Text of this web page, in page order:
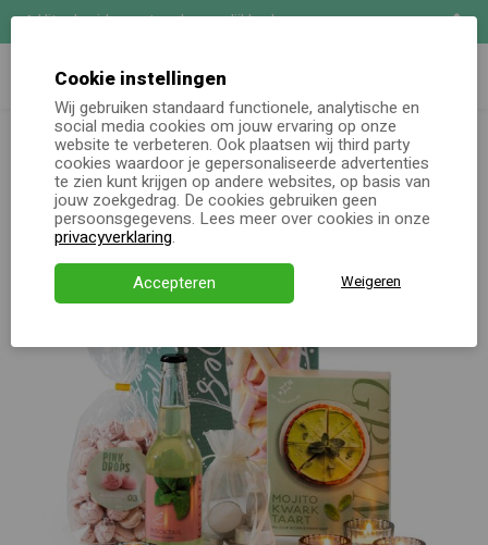
Uitgebreide maatwerk mogelijkheden
Online keuzecadeau
Kerstpakketten
Alle momenten
Verjaardagsservice
Direct bestellen
Zoeken
Kerstpakketten totaal Kerstpakket Mocktail Taart
Cookie instellingen
Wij gebruiken standaard functionele, analytische en
social media cookies om jouw ervaring op onze
website te verbeteren. Ook plaatsen wij third party
cookies waardoor je gepersonaliseerde advertenties
te zien kunt krijgen op andere websites, op basis van
jouw zoekgedrag. De cookies gebruiken geen
persoonsgegevens. Lees meer over cookies in onze
privacyverklaring.
Accepteren
Weigeren